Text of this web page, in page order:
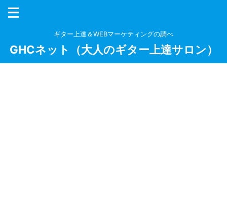
ギター上達＆WEBマーケティングの調べ
GHCネット（大人のギター上達サロン）